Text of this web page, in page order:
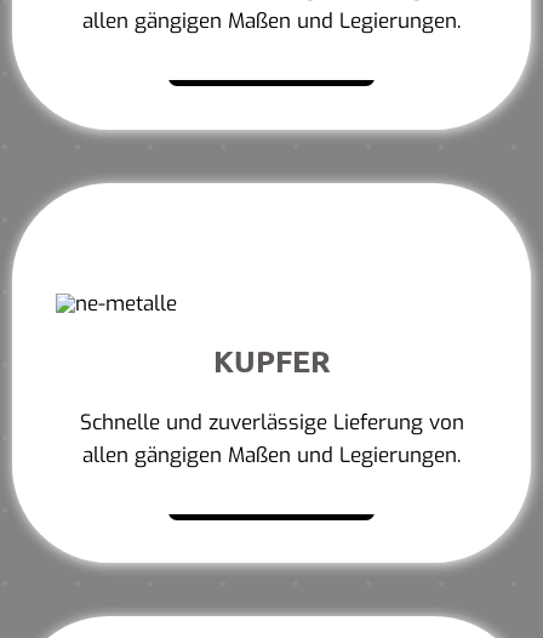
allen gängigen Maßen und Legierungen.
KUPFER
Schnelle und zuverlässige Lieferung von
allen gängigen Maßen und Legierungen.